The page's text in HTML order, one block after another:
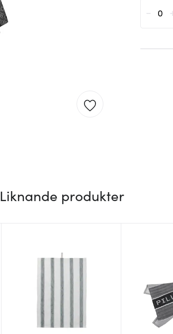
Liknande produkter